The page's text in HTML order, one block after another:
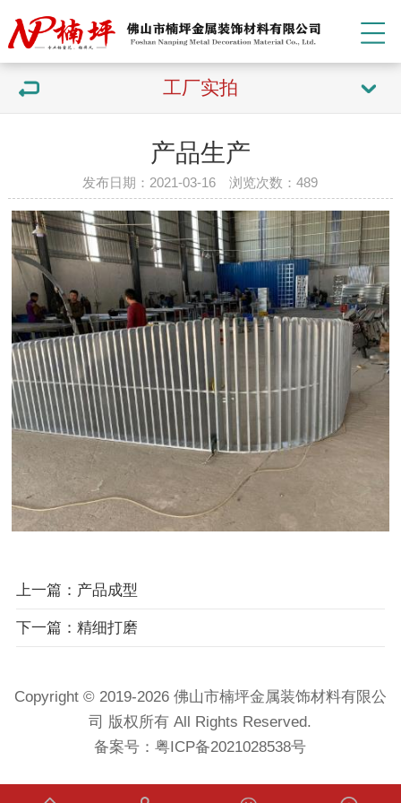
工厂实拍
产品生产
发布日期：2021-03-16 浏览次数：489
上一篇：产品成型
下一篇：精细打磨
Copyright © 2019-2026 佛山市楠坪金属装饰材料有限公
司 版权所有 All Rights Reserved.
备案号：粤ICP备2021028538号